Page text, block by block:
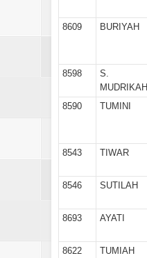
8609
BURIYAH
8598
S.
MUDRIKAH
8590
TUMINI
8543
TIWAR
8546
SUTILAH
8693
AYATI
8622
TUMIAH